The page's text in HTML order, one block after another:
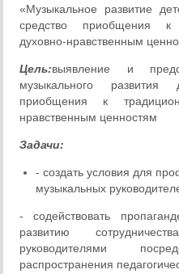
«Музыкальное развитие
средство приобщения к
духовно-нравственным
Цель:выявление и
музыкального
приобщения к
нравственным ценностям
Задачи:
- создать условия для
музыкальных
- содействовать
развитию
руководителями
распространения